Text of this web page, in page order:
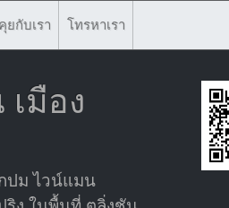
คุยกับเรา โทรหาเรา
มือง
ปม ไวน์แมน